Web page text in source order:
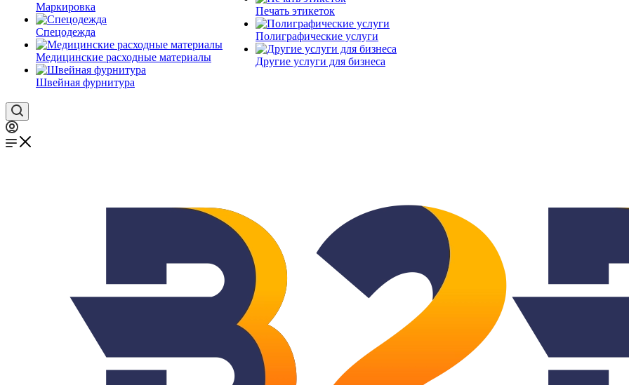
Маркировка
Спецодежда
Медицинские расходные материалы
Швейная фурнитура
Печать этикеток
Полиграфические услуги
Другие услуги для бизнеса